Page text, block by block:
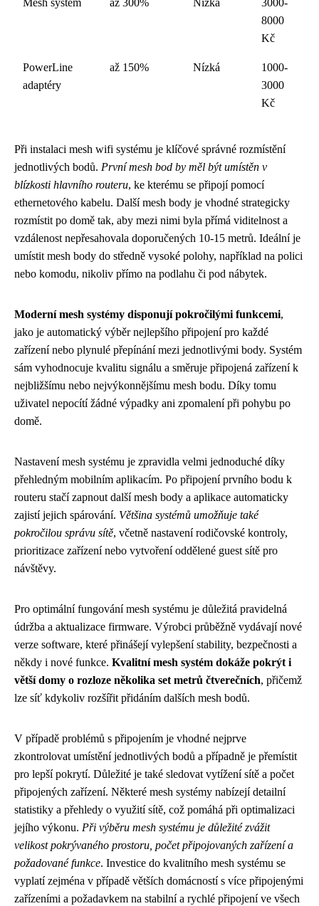
Mesh systém až 300% Nízká
3000-
8000
Kč
PowerLine
adaptéry
až 150% Nízká
1000-
3000
Kč
Při instalaci mesh wifi systému je klíčové správné rozmístění
jednotlivých bodů. První mesh bod by měl být umístěn v
blízkosti hlavního routeru, ke kterému se připojí pomocí
ethernetového kabelu. Další mesh body je vhodné strategicky
rozmístit po domě tak, aby mezi nimi byla přímá viditelnost a
vzdálenost nepřesahovala doporučených 10-15 metrů. Ideální je
umístit mesh body do středně vysoké polohy, například na polici
nebo komodu, nikoliv přímo na podlahu či pod nábytek.
Moderní mesh systémy disponují pokročilými funkcemi,
jako je automatický výběr nejlepšího připojení pro každé
zařízení nebo plynulé přepínání mezi jednotlivými body. Systém
sám vyhodnocuje kvalitu signálu a směruje připojená zařízení k
nejbližšímu nebo nejvýkonnějšímu mesh bodu. Díky tomu
uživatel nepocítí žádné výpadky ani zpomalení při pohybu po
domě.
Nastavení mesh systému je zpravidla velmi jednoduché díky
přehledným mobilním aplikacím. Po připojení prvního bodu k
routeru stačí zapnout další mesh body a aplikace automaticky
zajistí jejich spárování. Většina systémů umožňuje také
pokročilou správu sítě, včetně nastavení rodičovské kontroly,
prioritizace zařízení nebo vytvoření oddělené guest sítě pro
návštěvy.
Pro optimální fungování mesh systému je důležitá pravidelná
údržba a aktualizace firmware. Výrobci průběžně vydávají nové
verze software, které přinášejí vylepšení stability, bezpečnosti a
někdy i nové funkce. Kvalitní mesh systém dokáže pokrýt i
větší domy o rozloze několika set metrů čtverečních, přičemž
lze síť kdykoliv rozšířit přidáním dalších mesh bodů.
V případě problémů s připojením je vhodné nejprve
zkontrolovat umístění jednotlivých bodů a případně je přemístit
pro lepší pokrytí. Důležité je také sledovat vytížení sítě a počet
připojených zařízení. Některé mesh systémy nabízejí detailní
statistiky a přehledy o využití sítě, což pomáhá při optimalizaci
jejího výkonu. Při výběru mesh systému je důležité zvážit
velikost pokrývaného prostoru, počet připojovaných zařízení a
požadované funkce. Investice do kvalitního mesh systému se
vyplatí zejména v případě větších domácností s více připojenými
zařízeními a požadavkem na stabilní a rychlé připojení ve všech